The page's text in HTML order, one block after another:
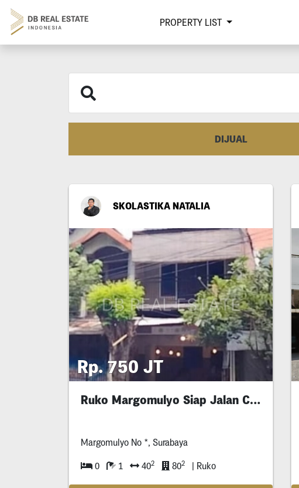
PROPERTY LIST
DIJUAL
SKOLASTIKA NATALIA
Rp. 750 JT
Ruko Margomulyo Siap Jalan Cafe
Margomulyo No *, Surabaya
0 1 402 802 | Ruko